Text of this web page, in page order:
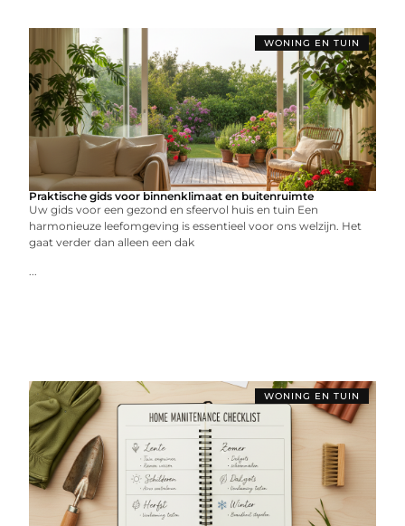
WONING EN TUIN
Praktische gids voor binnenklimaat en buitenruimte
Uw gids voor een gezond en sfeervol huis en tuin Een
harmonieuze leefomgeving is essentieel voor ons welzijn. Het
gaat verder dan alleen een dak
...
WONING EN TUIN